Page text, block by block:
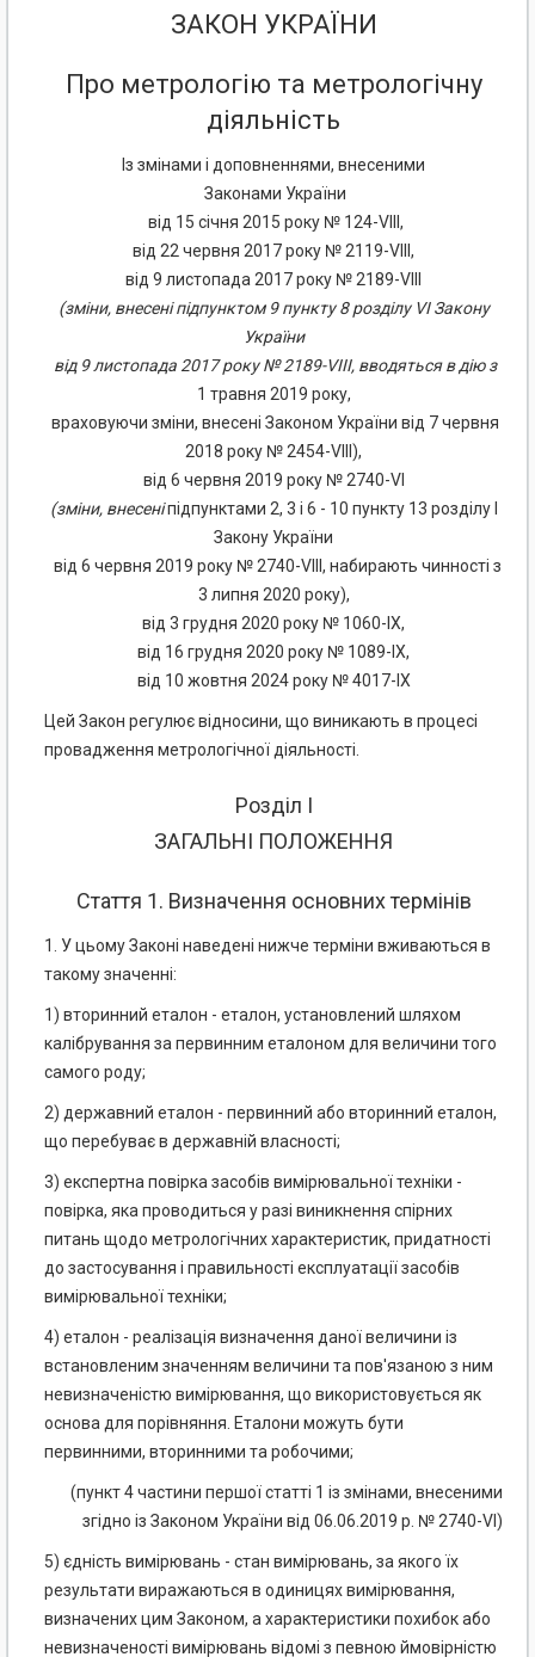
ЗАКОН УКРАЇНИ
Про метрологію та метрологічну
діяльність
Із змінами і доповненнями, внесеними
Законами України
від 15 січня 2015 року № 124-VIII,
від 22 червня 2017 року № 2119-VIII,
від 9 листопада 2017 року № 2189-VIII
(зміни, внесені підпунктом 9 пункту 8 розділу VI Закону
України
від 9 листопада 2017 року № 2189-VIII, вводяться в дію з
1 травня 2019 року,
враховуючи зміни, внесені Законом України від 7 червня
2018 року № 2454-VIII),
від 6 червня 2019 року № 2740-VI
(зміни, внесеніпідпунктами 2, 3 і 6 - 10 пункту 13 розділу І
Закону України
від 6 червня 2019 року № 2740-VIII, набирають чинності з
3 липня 2020 року),
від 3 грудня 2020 року № 1060-IX,
від 16 грудня 2020 року № 1089-IX,
від 10 жовтня 2024 року № 4017-IX
Цей Закон регулює відносини, що виникають в процесі
провадження метрологічної діяльності.
Розділ I
ЗАГАЛЬНІ ПОЛОЖЕННЯ
Стаття 1. Визначення основних термінів
1. У цьому Законі наведені нижче терміни вживаються в
такому значенні:
1) вторинний еталон - еталон, установлений шляхом
калібрування за первинним еталоном для величини того
самого роду;
2) державний еталон - первинний або вторинний еталон,
що перебуває в державній власності;
3) експертна повірка засобів вимірювальної техніки -
повірка, яка проводиться у разі виникнення спірних
питань щодо метрологічних характеристик, придатності
до застосування і правильності експлуатації засобів
вимірювальної техніки;
4) еталон - реалізація визначення даної величини із
встановленим значенням величини та пов'язаною з ним
невизначеністю вимірювання, що використовується як
основа для порівняння. Еталони можуть бути
первинними, вторинними та робочими;
(пункт 4 частини першої статті 1 із змінами, внесеними
згідно із Законом України від 06.06.2019 р. № 2740-VI)
5) єдність вимірювань - стан вимірювань, за якого їх
результати виражаються в одиницях вимірювання,
визначених цим Законом, а характеристики похибок або
невизначеності вимірювань відомі з певною ймовірністю